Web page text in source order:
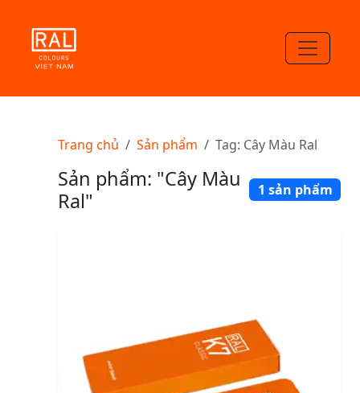
Trang chủ Sản phẩm Tag: Cây Màu Ral
Sản phẩm: "Cây Màu
Ral"
1 sản phẩm